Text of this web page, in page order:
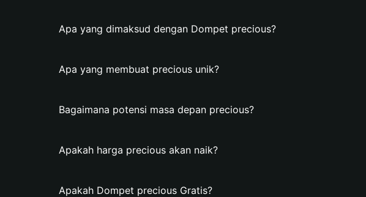
Apa yang dimaksud dengan Dompet precious?
Apa yang membuat precious unik?
Bagaimana potensi masa depan precious?
Apakah harga precious akan naik?
Apakah Dompet precious Gratis?